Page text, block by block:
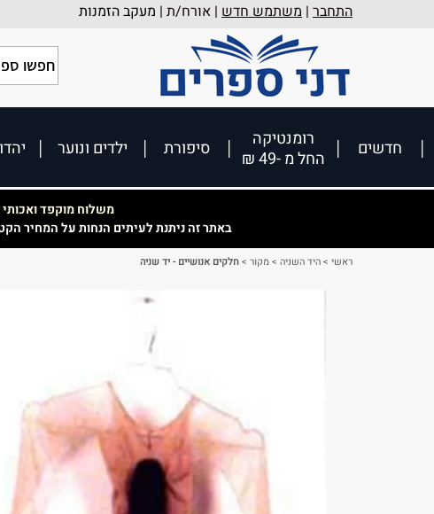
התחבר | משתמש חדש | אורח/ת | מעקב הזמנות
חדשים
רומנטיקה
החל מ -49 ₪
סיפורת ילדים ונוער
משלוח מוקפד ואכותי
באתר זה ניתנת לעיתים הנחות על המחיר
ראשי >היד השניה >מקור >חלקים אנושיים - יד שניה